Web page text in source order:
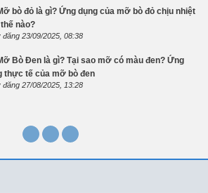
bò đỏ là gì? Ứng dụng của mỡ bò đỏ chịu nhiệt
nào?
đăng 23/09/2025, 08:38
Bò Đen là gì? Tại sao mỡ có màu đen? Ứng
thực tế của mỡ bò đen
đăng 27/08/2025, 13:28